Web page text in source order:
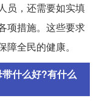
员，还需要如实填
项措施。这些要求
全民的健康。
什么好?有什么